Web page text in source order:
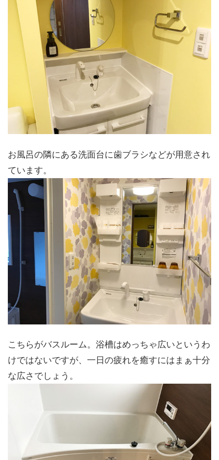
お風呂の隣にある洗面台に歯ブラシなどが用意され
ています。
こちらがバスルーム。浴槽はめっちゃ広いというわ
けではないですが、一日の疲れを癒すにはまぁ十分
な広さでしょう。